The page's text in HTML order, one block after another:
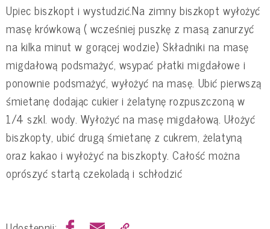
Upiec biszkopt i wystudzić.Na zimny biszkopt wyłożyć
masę krówkową ( wcześniej puszkę z masą zanurzyć
na kilka minut w gorącej wodzie) Składniki na masę
migdałową podsmażyć, wsypać płatki migdałowe i
ponownie podsmażyć, wyłożyć na masę. Ubić pierwszą
śmietanę dodając cukier i żelatynę rozpuszczoną w
1/4 szkl. wody. Wyłożyć na masę migdałową. Ułożyć
biszkopty, ubić drugą śmietanę z cukrem, żelatyną
oraz kakao i wyłożyć na biszkopty. Całość można
oprószyć startą czekoladą i schłodzić